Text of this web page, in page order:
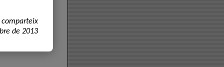
de 2013